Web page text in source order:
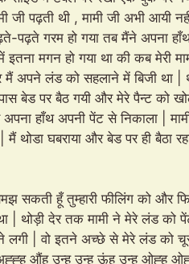
जी पढ़ती थी , मामी जी अभी आयी
गरम हो गया तब मैंने अपना
मगन हो गया था की कब मेरी
अपने लंड को सहलाने में बिजी था |
बेड पर बैठ गयी और मेरे पैन्ट को
हाँथ अपनी पेंट से निकाला |
हुआ था | मैं थोडा घबराया
सकती हूँ तुम्हारी फीलिंग को और
| थोड़ी देर तक मामी ने मेरे लंड को
| वो इतने अच्छे से मेरे लंड को
उन्ह उन्ह ऊंह उन्ह ओह्ह ओह्ह